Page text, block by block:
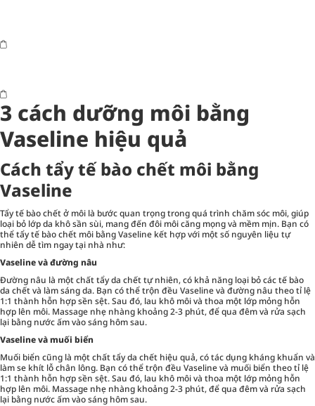
3 cách dưỡng môi bằng
Vaseline hiệu quả
Cách tẩy tế bào chết môi bằng
Vaseline
Tẩy tế bào chết ở môi là bước quan trọng trong quá trình chăm sóc môi, giúp
loại bỏ lớp da khô sần sùi, mang đến đôi môi căng mọng và mềm mịn. Bạn có
thể tẩy tế bào chết môi bằng Vaseline kết hợp với một số nguyên liệu tự
nhiên dễ tìm ngay tại nhà như:
Vaseline và đường nâu
Đường nâu là một chất tẩy da chết tự nhiên, có khả năng loại bỏ các tế bào
da chết và làm sáng da. Bạn có thể trộn đều Vaseline và đường nâu theo tỉ lệ
1:1 thành hỗn hợp sền sệt. Sau đó, lau khô môi và thoa một lớp mỏng hỗn
hợp lên môi. Massage nhẹ nhàng khoảng 2-3 phút, để qua đêm và rửa sạch
lại bằng nước ấm vào sáng hôm sau.
Vaseline và muối biển
Muối biển cũng là một chất tẩy da chết hiệu quả, có tác dụng kháng khuẩn và
làm se khít lỗ chân lông. Bạn có thể trộn đều Vaseline và muối biển theo tỉ lệ
1:1 thành hỗn hợp sền sệt. Sau đó, lau khô môi và thoa một lớp mỏng hỗn
hợp lên môi. Massage nhẹ nhàng khoảng 2-3 phút, để qua đêm và rửa sạch
lại bằng nước ấm vào sáng hôm sau.